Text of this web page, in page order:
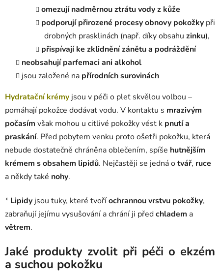
omezují nadměrnou ztrátu vody z kůže
podporují přirozené procesy obnovy pokožky při
drobných prasklinách (např. díky obsahu zinku),
přispívají ke zklidnění zánětu a podráždění
neobsahují parfemaci ani alkohol
jsou založené na přírodních surovinách
Hydratační krémy jsou v péči o pleť skvělou volbou –
pomáhají pokožce dodávat vodu. V kontaktu s mrazivým
počasím však mohou u citlivé pokožky vést k pnutí a
praskání. Před pobytem venku proto ošetři pokožku, která
nebude dostatečně chráněna oblečením, spíše hutnějším
krémem s obsahem lipidů. Nejčastěji se jedná otvář, ruce
a někdy také nohy.
* Lipidy jsou tuky, které tvoříochrannou vrstvu pokožky,
zabraňují jejímu vysušování a chrání ji předchladem a
větrem.
Jaké produkty zvolit při péči o ekzém
a suchou pokožku